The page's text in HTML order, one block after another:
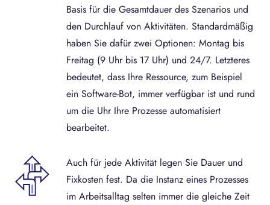
Basis für die Gesamtdauer des Szenarios und
den Durchlauf von Aktivitäten. Standardmäßig
haben Sie dafür zwei Optionen: Montag bis
Freitag (9 Uhr bis 17 Uhr) und 24/7. Letzteres
bedeutet, dass Ihre Ressource, zum Beispiel
ein Software-Bot, immer verfügbar ist und rund
um die Uhr Ihre Prozesse automatisiert
bearbeitet.
Auch für jede Aktivität legen Sie Dauer und
Fixkosten fest. Da die Instanz eines Prozesses
im Arbeitsalltag selten immer die gleiche Zeit